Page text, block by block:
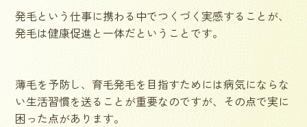
発毛という仕事に携わる中でつくづく実感することが、
発毛は健康促進と一体だということです。
薄毛を予防し、育毛発毛を目指すためには病気にならな
い生活習慣を送ることが重要なのですが、その点で実に
困った点があります。